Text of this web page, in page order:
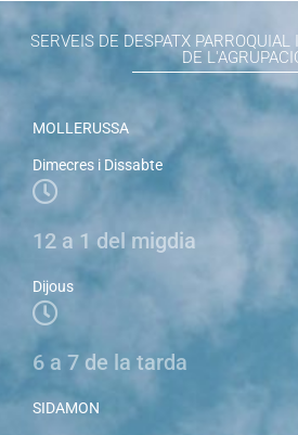
SERVEIS DE DESPATX
DE
MOLLERUSSA
Dimecres i Dissabte
12 a 1 del migdia
Dijous
6 a 7 de la tarda
SIDAMON